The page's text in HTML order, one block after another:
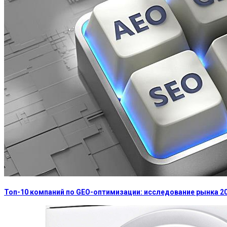
Топ-10 компаний по GEO-оптимизации: исследование рынка